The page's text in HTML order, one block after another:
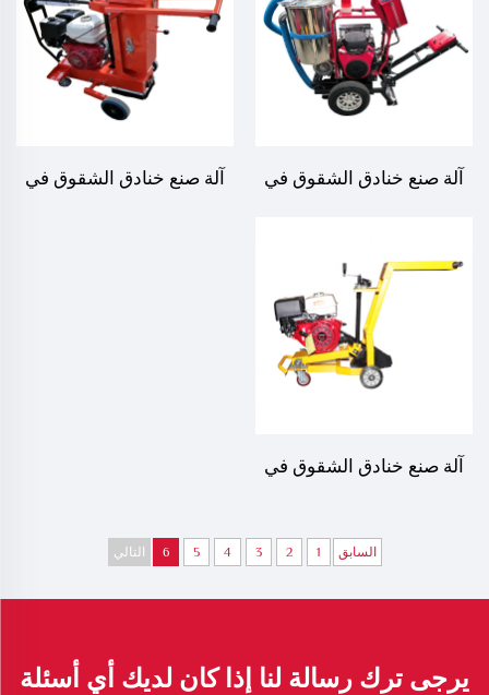
آلة صنع خنادق الشقوق في
آلة صنع خنادق الشقوق في
آلة صنع خنادق الشقوق في
السابق 1
2
3
4
5
6 التالي
يرجى ترك رسالة لنا إذا كان لديك أي أسئلة